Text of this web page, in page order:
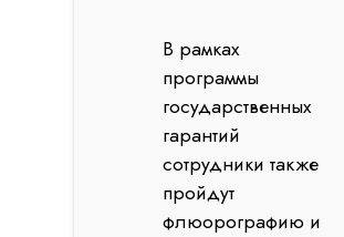
В рамках
программы
государственных
гарантий
сотрудники также
пройдут
флюорографию и